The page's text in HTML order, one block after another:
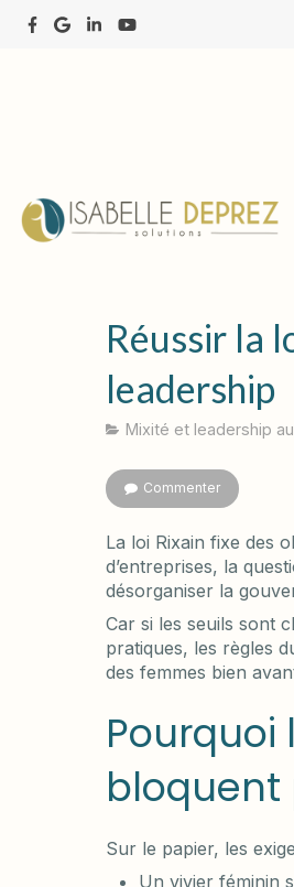
Réussir la
leadership
Mixité et leadership
Commenter
La loi Rixain fixe des
d’entreprises, la
désorganiser la
Car si les seuils sont
pratiques, les règles
des femmes bien
Pourquoi
bloquent
Sur le papier, les
Un vivier féminin